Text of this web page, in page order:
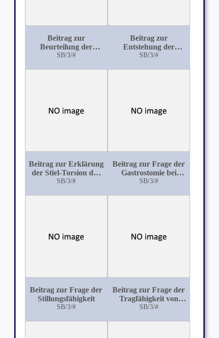
Beitrag zur
Beurteilung der
Lumbago traumatica
SB/3/#
Beitrag zur
Entstehung der
Bauchdeckenfisteln
SB/3/#
Beitrag zur Erklärung
der Stiel-Torsion der
Ovarialtumoren
SB/3/#
Beitrag zur Frage der
Gastrostomie bei
Carcinoma oesophagi:
postoperativen
Verlaufes
SB/3/#
Beitrag zur Frage der
Stillungsfähigkeit
SB/3/#
Beitrag zur Frage der
Tragfähigkeit von
Amputationsstümpfen
SB/3/#